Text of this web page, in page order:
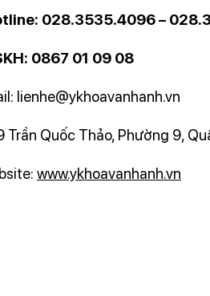
028.3535.4096 –
0867 01 09 08
lienhe@ykhoavanhanh.vn
Trần Quốc Thảo, Phường 9,
www.ykhoavanhanh.vn